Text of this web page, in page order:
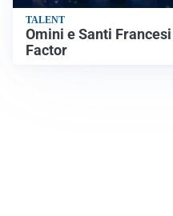
TALENT
Omini e Santi
Factor